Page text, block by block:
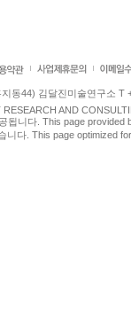
동44) 김달진미술연구소 T
AND
됩니다. This page provided
니다. This page optimized